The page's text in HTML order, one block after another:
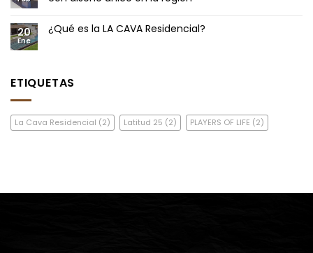
20
Ene
¿Qué es la LA CAVA Residencial?
ETIQUETAS
La Cava Residencial (2) Latitud 25 (2) PLAYERS OF LIFE (2)